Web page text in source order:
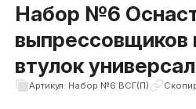
Набор №6
выпрессовщиков
втулок
Артикул: Набор №6 ВСГ(П)